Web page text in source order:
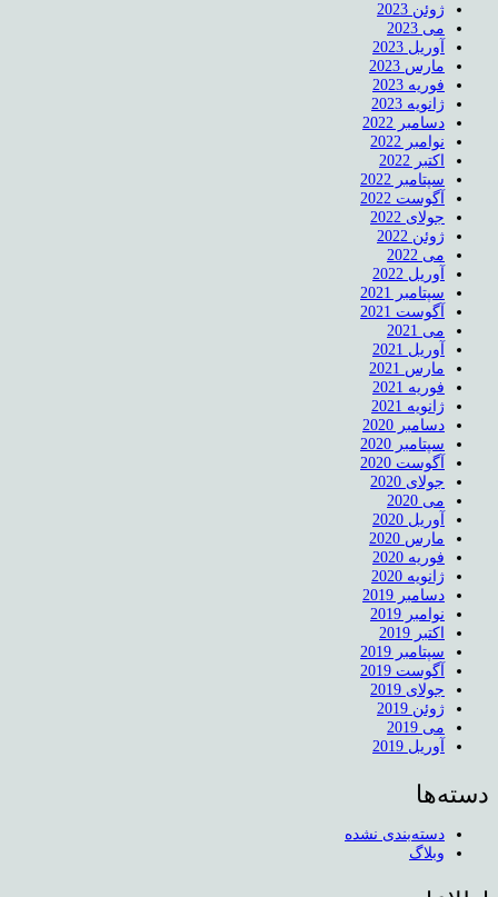
ژوئن 2023
می 2023
آوریل 2023
مارس 2023
فوریه 2023
ژانویه 2023
دسامبر 2022
نوامبر 2022
اکتبر 2022
سپتامبر 2022
آگوست 2022
جولای 2022
ژوئن 2022
می 2022
آوریل 2022
سپتامبر 2021
آگوست 2021
می 2021
آوریل 2021
مارس 2021
فوریه 2021
ژانویه 2021
دسامبر 2020
سپتامبر 2020
آگوست 2020
جولای 2020
می 2020
آوریل 2020
مارس 2020
فوریه 2020
ژانویه 2020
دسامبر 2019
نوامبر 2019
اکتبر 2019
سپتامبر 2019
آگوست 2019
جولای 2019
ژوئن 2019
می 2019
آوریل 2019
دسته‌ها
دسته‌بندی نشده
وبلاگ